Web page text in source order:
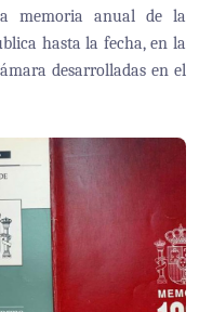
memoria anual de la
hasta la fecha, en la
desarrolladas en el